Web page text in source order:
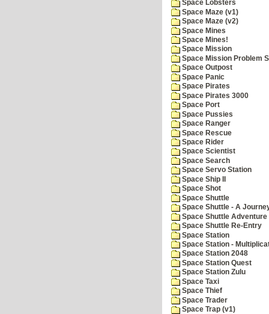
Space Lobsters
Space Maze (v1)
Space Maze (v2)
Space Mines
Space Mines!
Space Mission
Space Mission Problem
Space Outpost
Space Panic
Space Pirates
Space Pirates 3000
Space Port
Space Pussies
Space Ranger
Space Rescue
Space Rider
Space Scientist
Space Search
Space Servo Station
Space Ship II
Space Shot
Space Shuttle
Space Shuttle - A
Space Shuttle Adventure
Space Shuttle Re-Entry
Space Station
Space Station -
Space Station 2048
Space Station Quest
Space Station Zulu
Space Taxi
Space Thief
Space Trader
Space Trap (v1)